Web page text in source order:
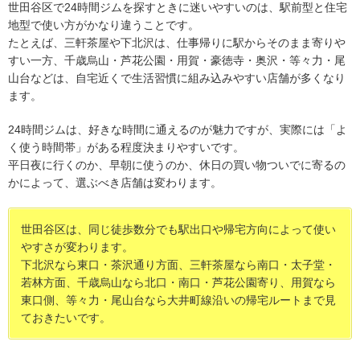
世田谷区で24時間ジムを探すときに迷いやすいのは、駅前型と住宅
地型で使い方がかなり違うことです。
たとえば、三軒茶屋や下北沢は、仕事帰りに駅からそのまま寄りや
すい一方、千歳烏山・芦花公園・用賀・豪徳寺・奥沢・等々力・尾
山台などは、自宅近くで生活習慣に組み込みやすい店舗が多くなり
ます。
24時間ジムは、好きな時間に通えるのが魅力ですが、実際には「よ
く使う時間帯」がある程度決まりやすいです。
平日夜に行くのか、早朝に使うのか、休日の買い物ついでに寄るの
かによって、選ぶべき店舗は変わります。
世田谷区は、同じ徒歩数分でも駅出口や帰宅方向によって使い
やすさが変わります。
下北沢なら東口・茶沢通り方面、三軒茶屋なら南口・太子堂・
若林方面、千歳烏山なら北口・南口・芦花公園寄り、用賀なら
東口側、等々力・尾山台なら大井町線沿いの帰宅ルートまで見
ておきたいです。